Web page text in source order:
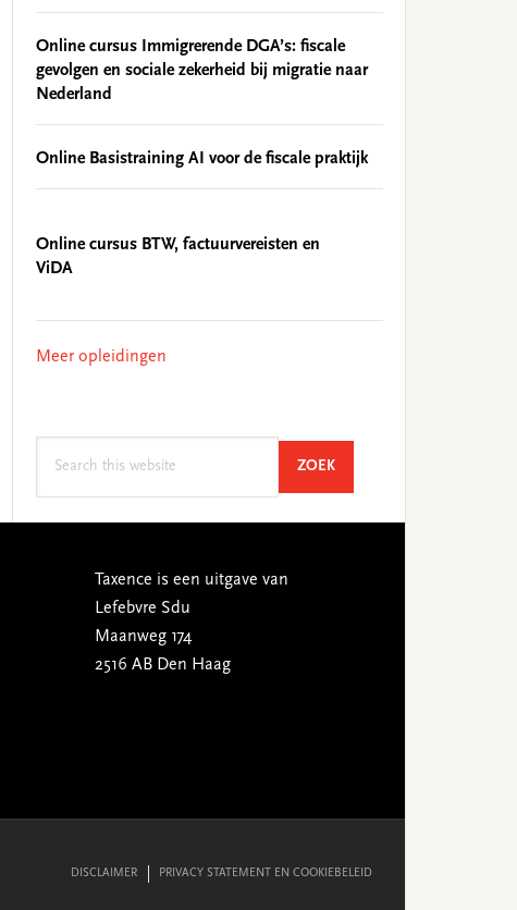
Online cursus Immigrerende DGA’s: fiscale
gevolgen en sociale zekerheid bij migratie naar
Nederland
Online Basistraining AI voor de fiscale praktijk
Online cursus BTW, factuurvereisten en
ViDA
Meer opleidingen
ZOEKSEARCH
Taxence is een uitgave van
Lefebvre Sdu
Maanweg 174
2516 AB Den Haag
DISCLAIMER PRIVACY STATEMENT EN COOKIEBELEID